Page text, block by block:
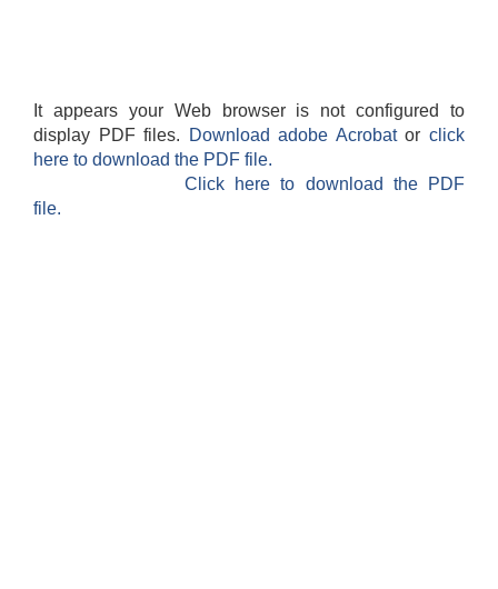
It appears your Web browser is not configured to
display PDF files.
Download adobe Acrobatorclick
here to download the PDF file.
Click here to download the PDF
file.